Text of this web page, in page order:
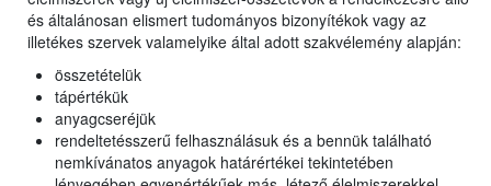
és általánosan elismert tudományos bizonyítékok vagy az
illetékes szervek valamelyike által adott szakvélemény alapján:
összetételük
tápértékük
anyagcseréjük
rendeltetésszerű felhasználásuk és a bennük található
nemkívánatos anyagok határértékei tekintetében